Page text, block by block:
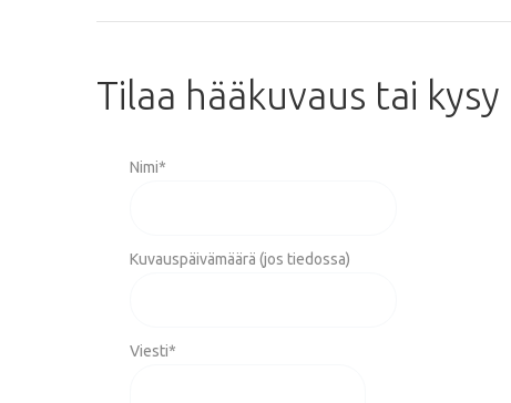
Tilaa hääkuvaus tai kysy
Nimi*
Kuvauspäivämäärä (jos tiedossa)
Viesti*